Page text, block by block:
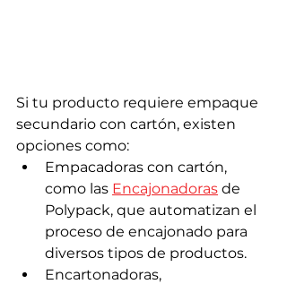
Si tu producto requiere empaque
secundario con cartón, existen
opciones como:
Empacadoras con cartón,
como las Encajonadoras de
Polypack, que automatizan el
proceso de encajonado para
diversos tipos de productos.
Encartonadoras,